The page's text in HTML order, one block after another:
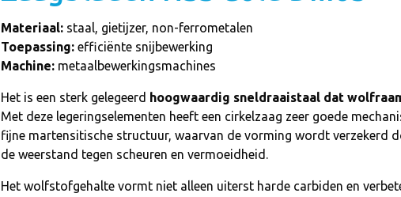
Materiaal: staal, gietijzer, non-ferrometalen
Toepassing: efficiënte snijbewerking
Machine: metaalbewerkingsmachines
Het is een sterk gelegeerd hoogwaardig sneldraaistaal dat
Met deze legeringselementen heeft een cirkelzaag zeer goede
fijne martensitische structuur, waarvan de vorming wordt verzekerd
de weerstand tegen scheuren en vermoeidheid.
Het wolfstofgehalte vormt niet alleen uiterst harde carbiden en